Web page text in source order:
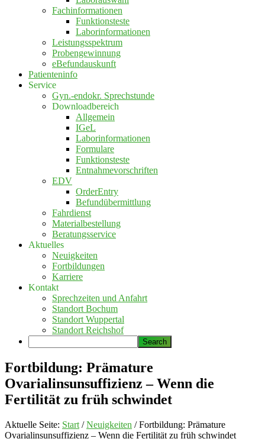
Fachinformationen
Funktionsteste
Laborinformationen
Leistungsspektrum
Probengewinnung
eBefundauskunft
Patienteninfo
Service
Gyn.-endokr. Sprechstunde
Downloadbereich
Allgemein
IGeL
Laborinformationen
Formulare
Funktionsteste
Entnahmevorschriften
EDV
OrderEntry
Befundübermittlung
Fahrdienst
Materialbestellung
Beratungsservice
Aktuelles
Neuigkeiten
Fortbildungen
Karriere
Kontakt
Sprechzeiten und Anfahrt
Standort Bochum
Standort Wuppertal
Standort Reichshof
Fortbildung: Prämature
Ovarialinsunsuffizienz – Wenn die
Fertilität zu früh schwindet
Aktuelle Seite: Start / Neuigkeiten /Fortbildung: Prämature
Ovarialinsunsuffizienz – Wenn die Fertilität zu früh schwindet